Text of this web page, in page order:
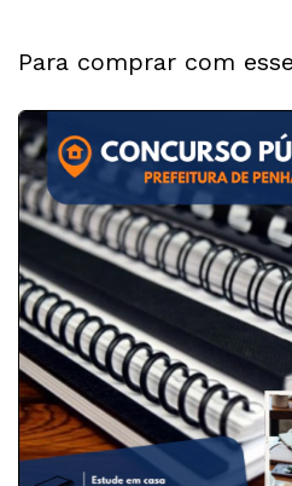
Para comprar com